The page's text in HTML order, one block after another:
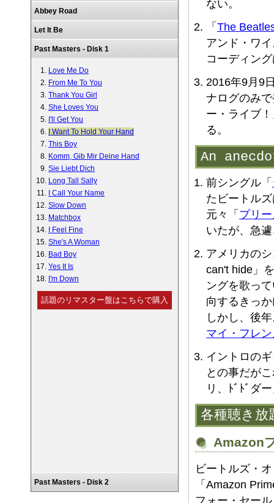
ない。
「 The
アンド・ワ
コーディン
2016年9月9
ナログのみ
ー・ライブ
る。
An
前シングル「
たビートル
元々「 プリ
いたが、急
アメリカの
can't hide」
ングを歌っ
向するきっ
しかし、後
マイ・フレ
イントロの
との事だが
リ、ﾄﾞﾄﾞダ
各種聴き放
Amazon
ビートルズ・
「Amazon
フォー・セー
Abbey Road
Let It Be
Past Masters - Disk 1
Love Me Do
From Me To You
Thank You Girl
She Loves You
I'll Get You
I Want To Hold Your Hand
This Boy
Komm, Gib Mir Deine Hand
Sie Liebt Dich
Long Tall Sally
I Call Your Name
Slow Down
Matchbox
I Feel Fine
She's A Woman
Bad Boy
Yes It Is
I'm Down
話題のリマスター盤はこちらで購入
Past Masters - Disk 2